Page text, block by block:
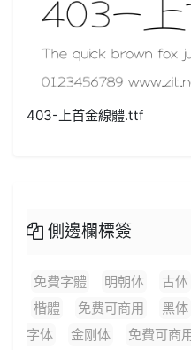
403-上首金線體.ttf
側邊欄標簽
免費字體 明朝体 古体
楷體
免费可商用 黑体
字体
金刚体 免費可商